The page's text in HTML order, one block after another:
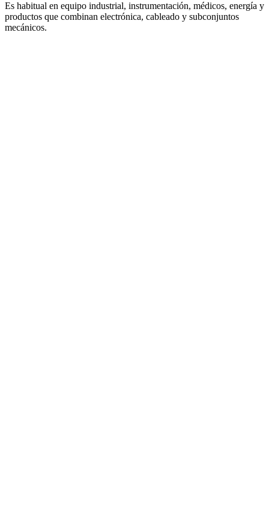
Es habitual en equipo industrial, instrumentación, médicos, energía y
productos que combinan electrónica, cableado y subconjuntos
mecánicos.